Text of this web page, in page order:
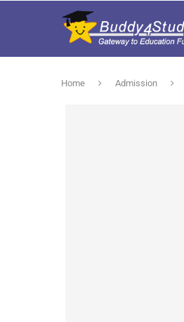
Home Admission